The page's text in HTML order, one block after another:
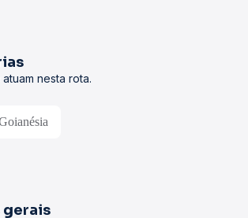
nesta rota.
gerais